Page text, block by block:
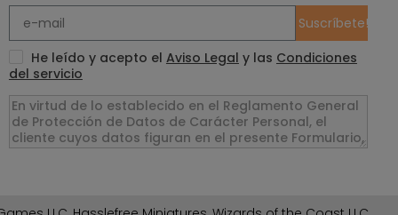
Suscríbete!
He leído y acepto el Aviso Legal y las Condiciones
del servicio